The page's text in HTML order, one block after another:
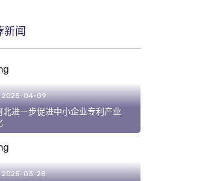
新闻
2025-04-09
北进一步促进中小企业专利产业
2025-03-28